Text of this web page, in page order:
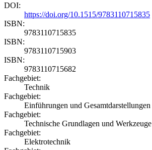
DOI:
https://doi.org/10.1515/9783110715835
ISBN:
9783110715835
ISBN:
9783110715903
ISBN:
9783110715682
Fachgebiet:
Technik
Fachgebiet:
Einführungen und Gesamtdarstellungen
Fachgebiet:
Technische Grundlagen und Werkzeuge
Fachgebiet:
Elektrotechnik